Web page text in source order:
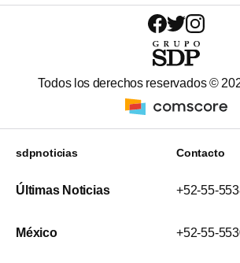
Todos los derechos reservados ©
sdpnoticias
Últimas Noticias
México
Contacto
+52-55-
+52-55-